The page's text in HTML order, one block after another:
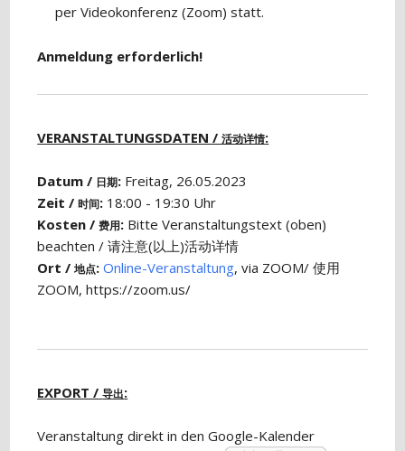
per Videokonferenz (Zoom) statt.
Anmeldung erforderlich!
VERANSTALTUNGSDATEN /活动详情:
Datum / 日期: Freitag, 26.05.2023
Zeit /时间: 18:00 - 19:30 Uhr
Kosten /费用: Bitte Veranstaltungstext (oben)
beachten / 请注意(以上)活动详情
Ort /地点: Online-Veranstaltung, via ZOOM/ 使用
ZOOM, https://zoom.us/
EXPORT /导出:
Veranstaltung direkt in den Google-Kalender